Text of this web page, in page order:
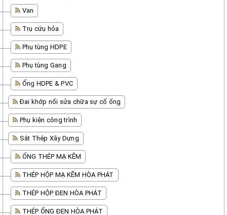
Van
Trụ cứu hỏa
Phụ tùng HDPE
Phụ tùng Gang
Ống HDPE & PVC
Đai khớp nối sửa chữa sự cố ống
Phụ kiện công trình
Sắt Thép Xây Dựng
ỐNG THÉP MẠ KẼM
THÉP HỘP MẠ KẼM HÒA PHÁT
THÉP HỘP ĐEN HÒA PHÁT
THÉP ỐNG ĐEN HÒA PHÁT